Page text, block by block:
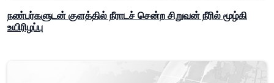
நண்பர்களுடன் குளத்தில் நீராடச் சென்ற சிறுவன் நீரில் மூழ்கி
உயிரிழப்பு